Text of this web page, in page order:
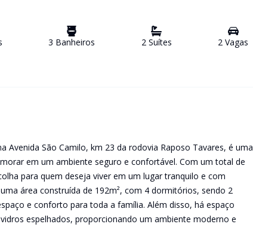
3 Banheiros 2Suítes 2 Vagas
São Camilo, km 23 da rodovia Raposo Tavares, é uma
em um ambiente seguro e confortável. Com um total de
para quem deseja viver em um lugar tranquilo e com
área construída de 192m², com 4 dormitórios, sendo 2
e conforto para toda a família. Além disso, há espaço
espelhados, proporcionando um ambiente moderno e